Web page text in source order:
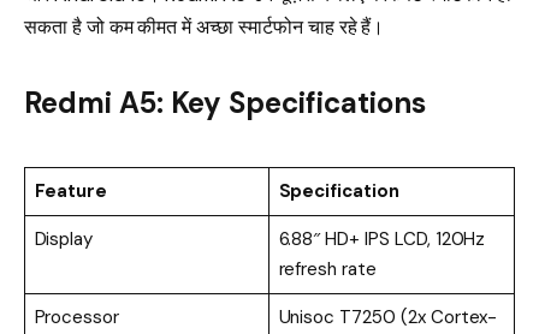
सकता है जो कम कीमत में अच्छा स्मार्टफोन चाह रहे हैं।
Redmi A5: Key Specifications
Feature
Specification
Display
6.88″ HD+ IPS LCD, 120Hz
refresh rate
Processor
Unisoc T7250 (2x Cortex-